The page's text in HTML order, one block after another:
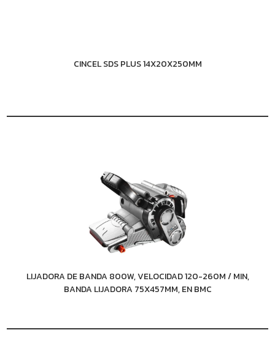
CINCEL SDS PLUS 14X20X250MM
LIJADORA DE BANDA 800W, VELOCIDAD 120-260M / MIN,
BANDA LIJADORA 75X457MM, EN BMC